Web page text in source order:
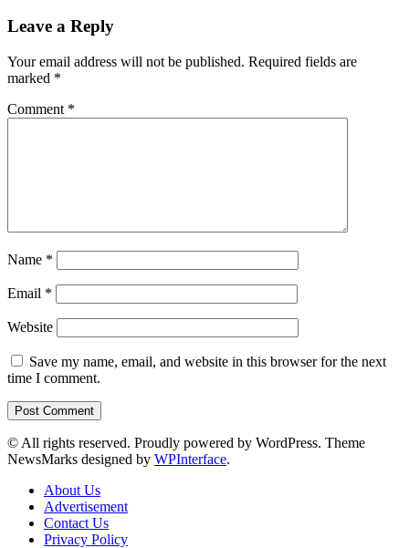
Leave a Reply
Your email address will not be published. Required fields are
marked *
Comment *
Name *
Email *
Website
Save my name, email, and website in this browser for the next
time I comment.
© All rights reserved. Proudly powered by WordPress. Theme
NewsMarks designed by WPInterface.
About Us
Advertisement
Contact Us
Privacy Policy